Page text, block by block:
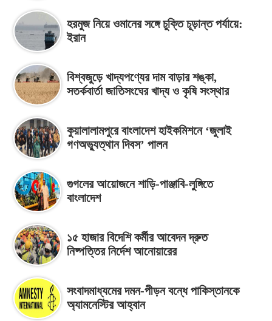
হরমুজ নিয়ে ওমানের সঙ্গে চুক্তি চূড়ান্ত পর্যায়ে:
ইরান
বিশ্বজুড়ে খাদ্যপণ্যের দাম বাড়ার শঙ্কা,
সতর্কবার্তা জাতিসংঘের খাদ্য ও কৃষি সংস্থার
কুয়ালালামপুরে বাংলাদেশ হাইকমিশনে ‘জুলাই
গণঅভ্যুত্থান দিবস’ পালন
গুগলের আয়োজনে শাড়ি-পাঞ্জাবি-লুঙ্গিতে
বাংলাদেশ
১৫ হাজার বিদেশি কর্মীর আবেদন দ্রুত
নিষ্পত্তির নির্দেশ আনোয়ারের
সংবাদমাধ্যমের দমন-পীড়ন বন্ধে পাকিস্তানকে
অ্যামনেস্টির আহ্বান